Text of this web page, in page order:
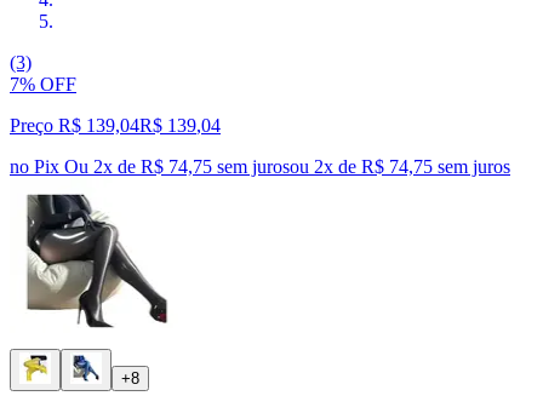
(3)
7% OFF
Preço R$ 139,04R$ 139,04
no Pix Ou 2x de R$ 74,75 sem jurosou 2x de R$ 74,75 sem juros
+8